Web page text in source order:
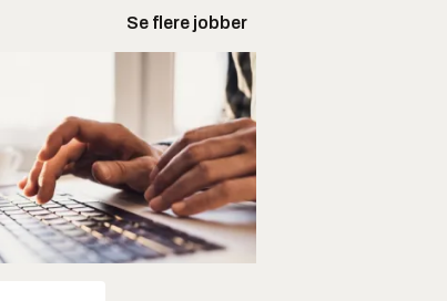
Se flere jobber